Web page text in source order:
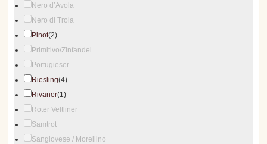
Nero d’Avola
Nero di Troia
Pinot(2)
Primitivo/Zinfandel
Portugieser
Riesling(4)
Rivaner(1)
Roter Veltliner
Samtrot
Sangiovese / Morellino